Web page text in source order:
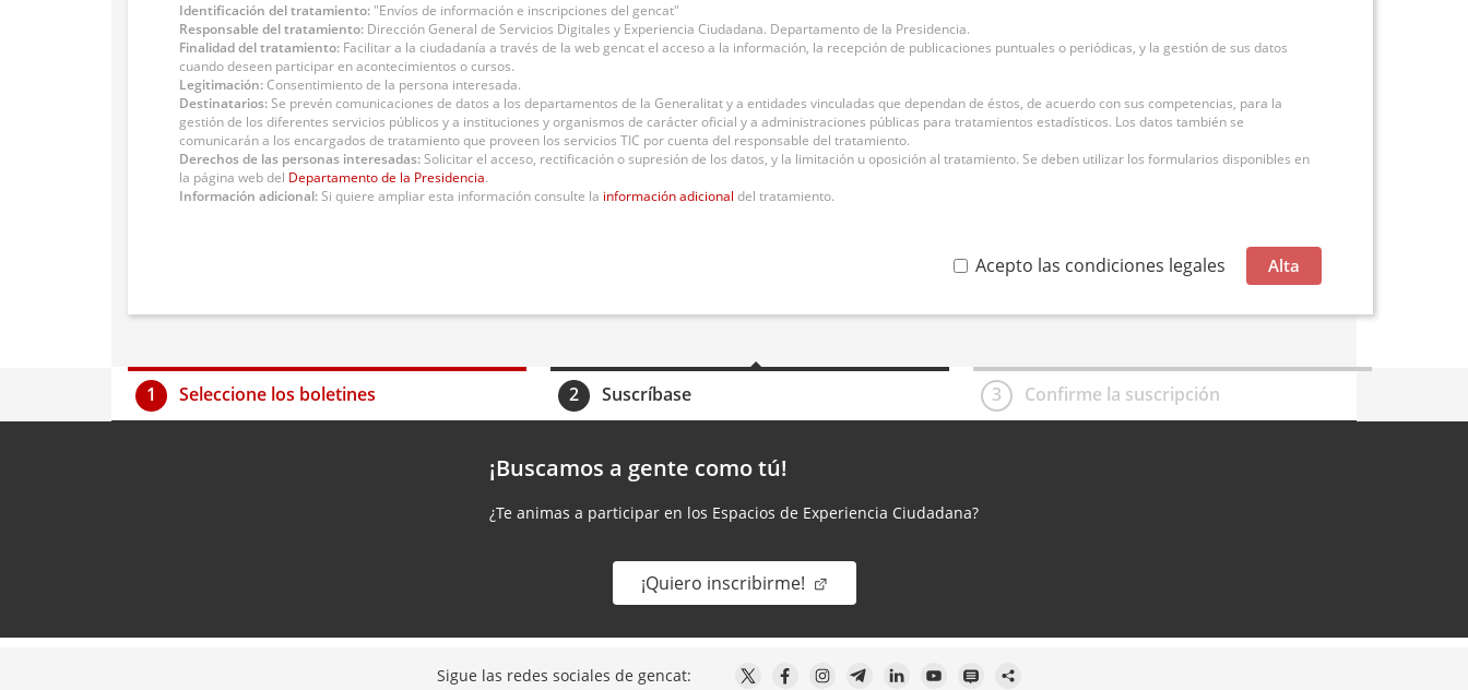
Identificación del tratamiento: "Envíos de información e inscripciones del gencat"
Responsable del tratamiento: Dirección General de Servicios Digitales y Experiencia Ciudadana. Departamento de la Presidencia.
Finalidad del tratamiento: Facilitar a la ciudadanía a través de la web gencat el acceso a la información, la recepción de publicaciones puntuales o periódicas, y la gestión de sus datos
cuando deseen participar en acontecimientos o cursos.
Legitimación:Consentimiento de la persona interesada.
Destinatarios:Se prevén comunicaciones de datos a los departamentos de la Generalitat y a entidades vinculadas que dependan de éstos, de acuerdo con sus competencias, para la
gestión de los diferentes servicios públicos y a instituciones y organismos de carácter oficial y a administraciones públicas para tratamientos estadísticos. Los datos también se
comunicarán a los encargados de tratamiento que proveen los servicios TIC por cuenta del responsable del tratamiento.
Derechos de las personas interesadas:Solicitar el acceso, rectificación o supresión de los datos, y la limitación u oposición al tratamiento. Se deben utilizar los formularios disponibles en
la página web del Departamento de la Presidencia.
Información adicional:Si quiere ampliar esta información consulte la información adicional del tratamiento.
Acepto las condiciones legales Alta
1 Seleccione los boletines 2 Suscríbase 3 Confirme la suscripción
¡Buscamos a gente como tú!
¿Te animas a participar en los Espacios de Experiencia Ciudadana?
¡Quiero inscribirme!
Sigue las redes sociales de gencat: